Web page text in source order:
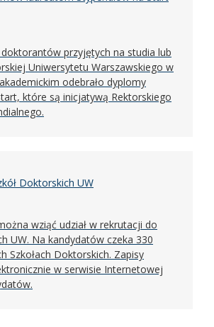
przyjętych na studia lub
Uniwersytetu Warszawskiego w
odebrało dyplomy
które są inicjatywą Rektorskiego
Doktorskich UW
wziąć udział w rekrutacji do
UW. Na kandydatów czeka 330
Szkołach Doktorskich. Zapisy
w serwisie Internetowej